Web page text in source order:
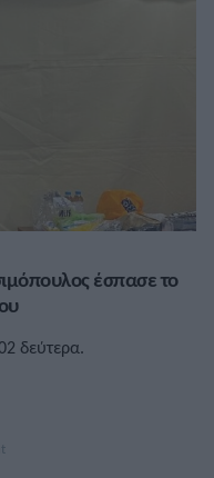
έσπασε το
δεύτερα.